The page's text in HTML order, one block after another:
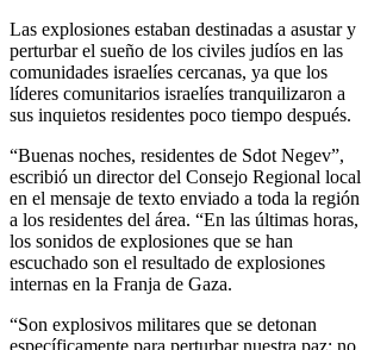
Las explosiones estaban destinadas a asustar y
perturbar el sueño de los civiles judíos en las
comunidades israelíes cercanas, ya que los
líderes comunitarios israelíes tranquilizaron a
sus inquietos residentes poco tiempo después.
“Buenas noches, residentes de Sdot Negev”,
escribió un director del Consejo Regional local
en el mensaje de texto enviado a toda la región
a los residentes del área. “En las últimas horas,
los sonidos de explosiones que se han
escuchado son el resultado de explosiones
internas en la Franja de Gaza.
“Son explosivos militares que se detonan
específicamente para perturbar nuestra paz; no